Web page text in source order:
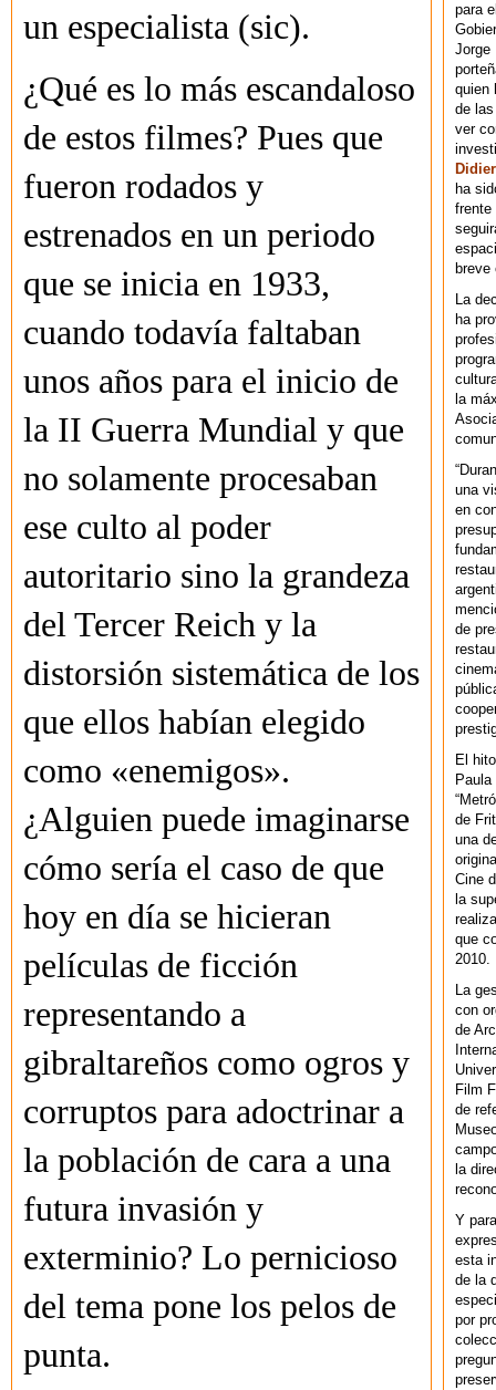
un especialista (sic).
¿Qué es lo más escandaloso
de estos filmes? Pues que
fueron rodados y
estrenados en un periodo
que se inicia en 1933,
cuando todavía faltaban
unos años para el inicio de
la II Guerra Mundial y que
no solamente procesaban
ese culto al poder
autoritario sino la grandeza
del Tercer Reich y la
distorsión sistemática de los
que ellos habían elegido
como «enemigos».
¿Alguien puede imaginarse
cómo sería el caso de que
hoy en día se hicieran
películas de ficción
representando a
gibraltareños como ogros y
corruptos para adoctrinar a
la población de cara a una
futura invasión y
exterminio? Lo pernicioso
del tema pone los pelos de
punta.
para
Jorge
quien
de
ver
Didier
ha
frente
breve
La
ha
la
una
en
de
El
de
una
Cine
la
que
2010.
La
con
de
Film
de
la
Y
esta
de la
por